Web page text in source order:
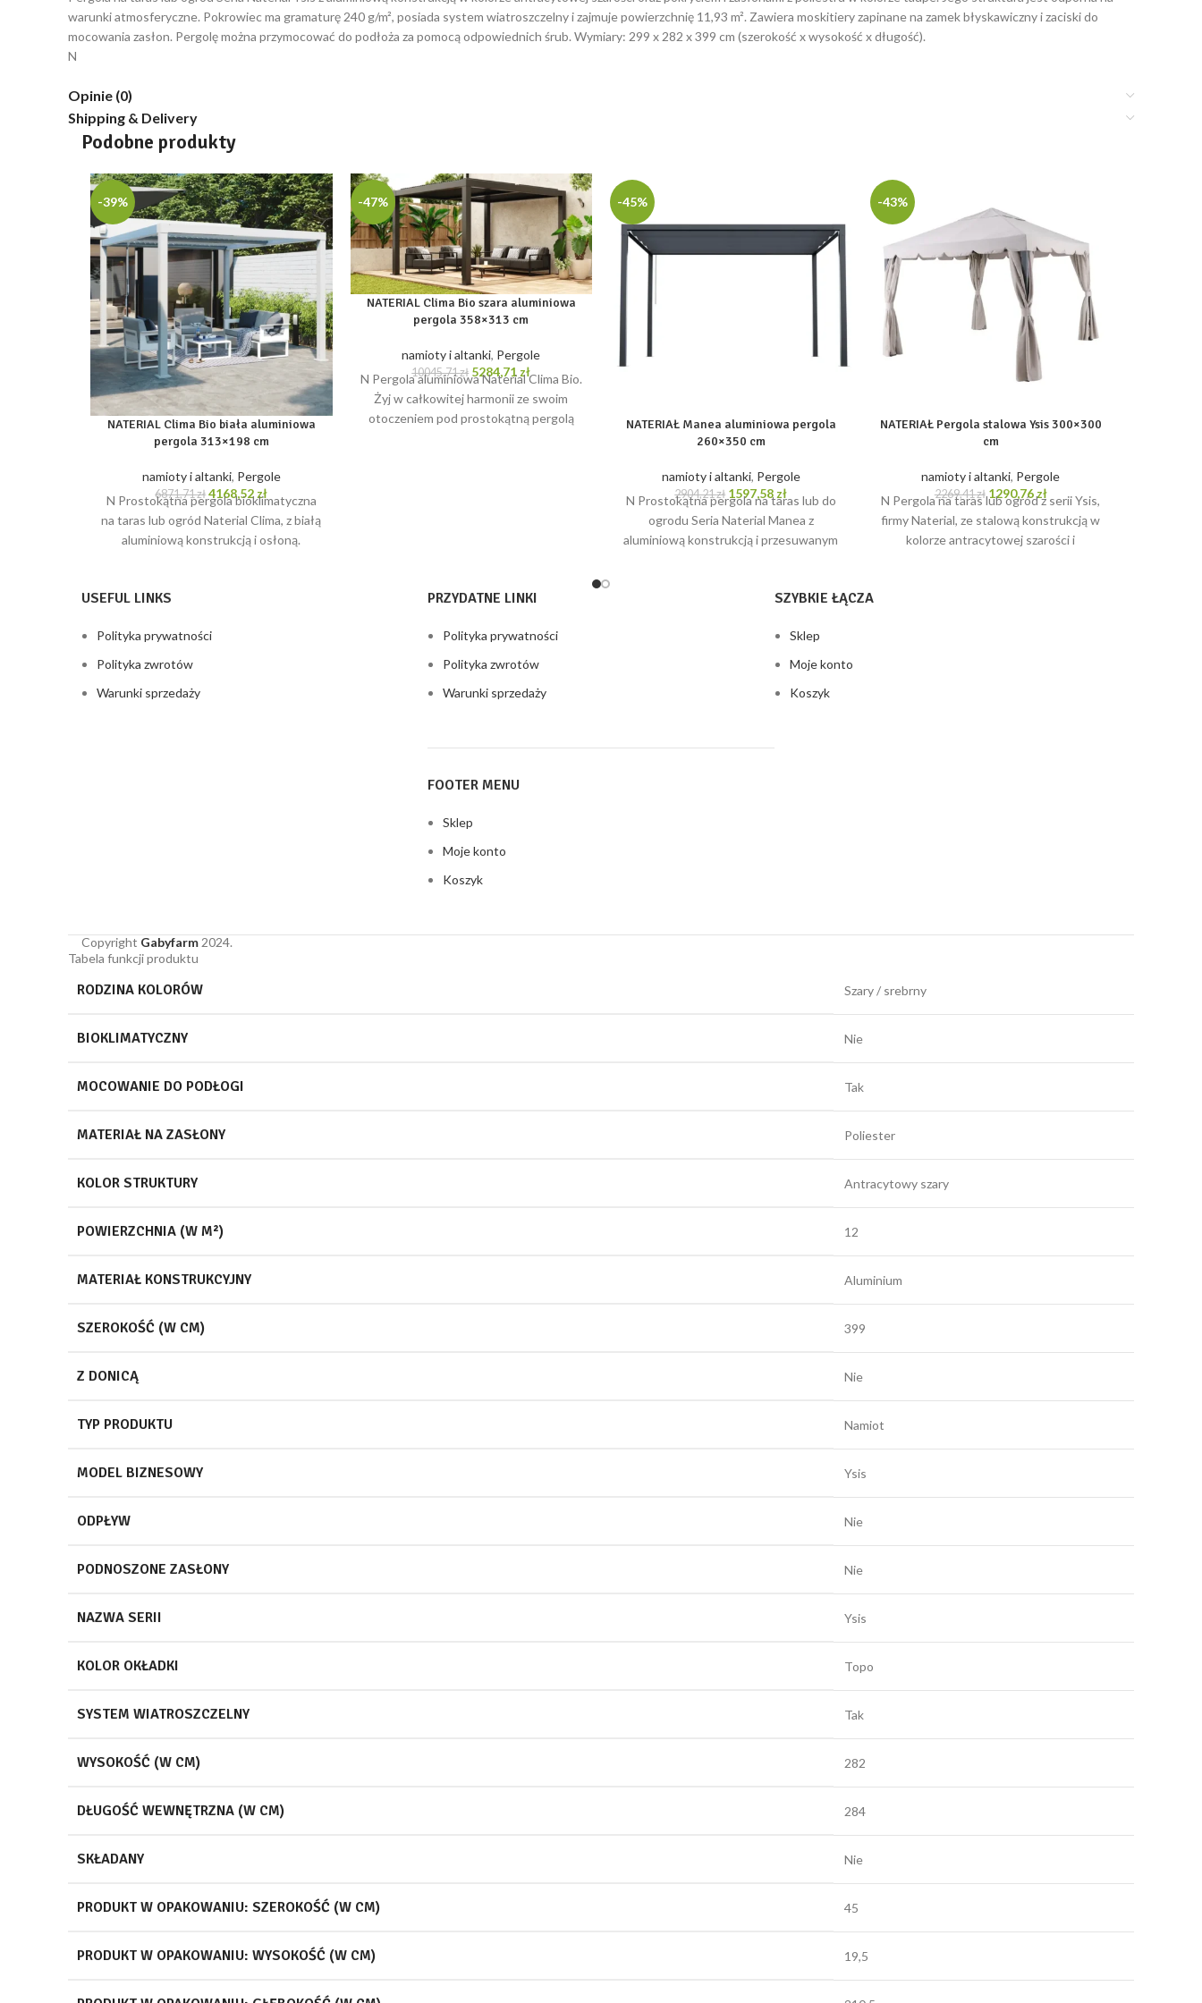
warunki atmosferyczne. Pokrowiec ma gramaturę 240 g/m², posiada system wiatroszczelny i zajmuje powierzchnię 11,93 m². Zawiera moskitiery zapinane na zamek błyskawiczny i zaciski do
mocowania zasłon. Pergolę można przymocować do podłoża za pomocą odpowiednich śrub. Wymiary: 299 x 282 x 399 cm (szerokość x wysokość x długość).
N
Opinie (0)
Shipping & Delivery
Podobne produkty
-39%
NATERIAL Clima Bio biała aluminiowa
pergola 313×198 cm
namioty i altanki, Pergole
6871,71zł Pierwotna
cena
wynosiła:
6871,71 zł.
4168,52 złAktualna
cena
wynosi:
4168,52 zł.
N Prostokątna pergola bioklimatyczna
na taras lub ogród Naterial Clima, z białą
aluminiową konstrukcją i osłoną.
-47%
NATERIAL Clima Bio szara aluminiowa
pergola 358×313 cm
namioty i altanki, Pergole
10045,71zł Pierwotna
cena
wynosiła:
10045,71 zł.
5284,71 złAktualna
cena
wynosi:
5284,71 zł.
N Pergola aluminiowa Naterial Clima Bio.
Żyj w całkowitej harmonii ze swoim
otoczeniem pod prostokątną pergolą
-45%
NATERIAŁ Manea aluminiowa pergola
260×350 cm
namioty i altanki, Pergole
2904,21zł Pierwotna
cena
wynosiła:
2904,21 zł.
1597,58 złAktualna
cena
wynosi:
1597,58 zł.
N Prostokątna pergola na taras lub do
ogrodu Seria Naterial Manea z
aluminiową konstrukcją i przesuwanym
-43%
NATERIAŁ Pergola stalowa Ysis 300×300
cm
namioty i altanki, Pergole
2269,41zł Pierwotna
cena
wynosiła:
2269,41 zł.
1290,76złAktualna
cena
wynosi:
1290,76 zł.
N Pergola na taras lub ogród z serii Ysis,
firmy Naterial, ze stalową konstrukcją w
kolorze antracytowej szarości i
USEFUL LINKS
Polityka prywatności
Polityka zwrotów
Warunki sprzedaży
PRZYDATNE LINKI
Polityka prywatności
Polityka zwrotów
Warunki sprzedaży
FOOTER MENU
Sklep
Moje konto
Koszyk
SZYBKIE ŁĄCZA
Sklep
Moje konto
Koszyk
Copyright Gabyfarm 2024.
Tabela funkcji produktu
RODZINA KOLORÓW Szary / srebrny
BIOKLIMATYCZNY Nie
MOCOWANIE DO PODŁOGI Tak
MATERIAŁ NA ZASŁONY Poliester
KOLOR STRUKTURY Antracytowy szary
POWIERZCHNIA (W M²) 12
MATERIAŁ KONSTRUKCYJNY Aluminium
SZEROKOŚĆ (W CM) 399
Z DONICĄ Nie
TYP PRODUKTU Namiot
MODEL BIZNESOWY Ysis
ODPŁYW Nie
PODNOSZONE ZASŁONY Nie
NAZWA SERII Ysis
KOLOR OKŁADKI Topo
SYSTEM WIATROSZCZELNY Tak
WYSOKOŚĆ (W CM) 282
DŁUGOŚĆ WEWNĘTRZNA (W CM) 284
SKŁADANY Nie
PRODUKT W OPAKOWANIU: SZEROKOŚĆ (W CM) 45
PRODUKT W OPAKOWANIU: WYSOKOŚĆ (W CM) 19,5